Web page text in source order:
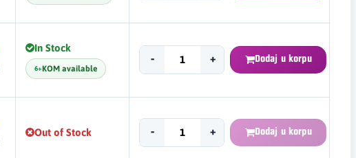
In Stock
6+KOM available
- + Dodaj u korpu
Out of Stock - + Dodaj u korpu